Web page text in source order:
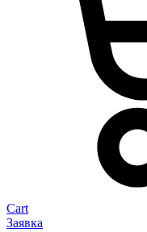
Cart
Заявка